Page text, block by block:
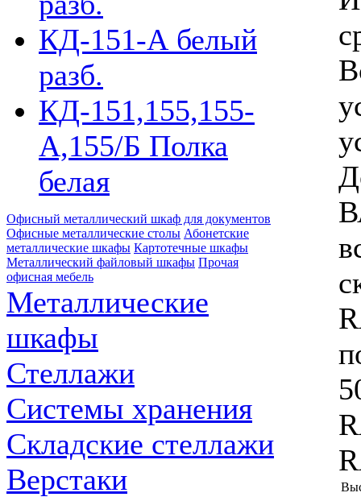
КД-151-А белый
разб.
КД-151,155,155-
А,155/Б Полка
белая
Офисный металлический шкаф для документов
Офисные металлические столы Абонетские
металлические шкафы Картотечные шкафы
Металлический файловый шкафы Прочая
офисная мебель
Металлические
шкафы
Стеллажи
Системы хранения
Складские стеллажи
Верстаки